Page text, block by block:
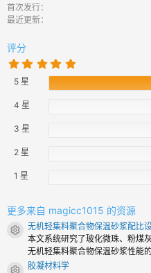
首次发行
最近更新
评分
5
0
0
5 星
4 星
3 星
2 星
1 星
更多来自 magicc1015 的资源
资源图标
无机轻集料聚合物保温砂浆配比
本文系统研究了玻化微珠、粉煤
无机轻集料聚合物保温砂浆性能
胶凝材料学